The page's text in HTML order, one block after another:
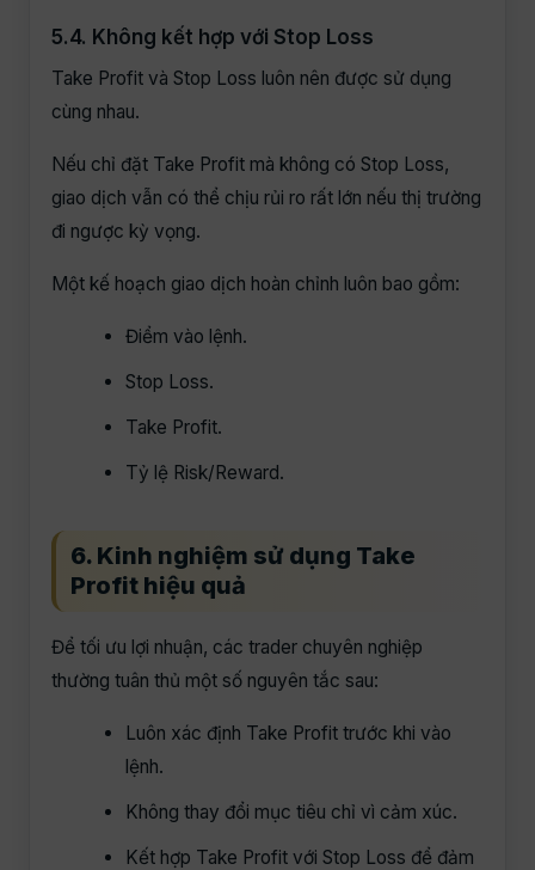
5.4. Không kết hợp với Stop Loss
Take Profit và Stop Loss luôn nên được sử dụng
cùng nhau.
Nếu chỉ đặt Take Profit mà không có Stop Loss,
giao dịch vẫn có thể chịu rủi ro rất lớn nếu thị trường
đi ngược kỳ vọng.
Một kế hoạch giao dịch hoàn chỉnh luôn bao gồm:
Điểm vào lệnh.
Stop Loss.
Take Profit.
Tỷ lệ Risk/Reward.
6. Kinh nghiệm sử dụng Take
Profit hiệu quả
Để tối ưu lợi nhuận, các trader chuyên nghiệp
thường tuân thủ một số nguyên tắc sau:
Luôn xác định Take Profit trước khi vào
lệnh.
Không thay đổi mục tiêu chỉ vì cảm xúc.
Kết hợp Take Profit với Stop Loss để đảm